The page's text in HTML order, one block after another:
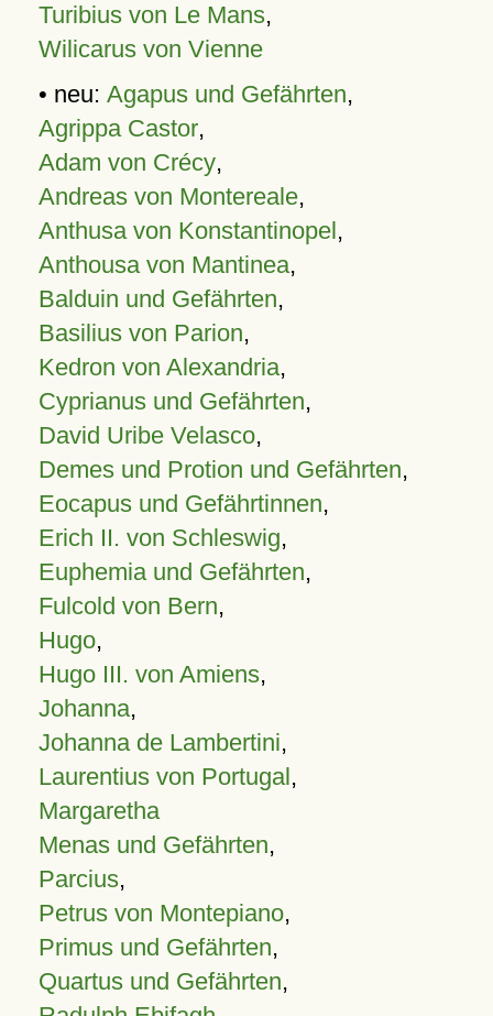
Turibius von Le Mans,
Wilicarus von Vienne
• neu: Agapus und Gefährten,
Agrippa Castor,
Adam von Crécy,
Andreas von Montereale,
Anthusa von Konstantinopel,
Anthousa von Mantinea,
Balduin und Gefährten,
Basilius von Parion,
Kedron von Alexandria,
Cyprianus und Gefährten,
David Uribe Velasco,
Demes und Protion und Gefährten,
Eocapus und Gefährtinnen,
Erich II. von Schleswig,
Euphemia und Gefährten,
Fulcold von Bern,
Hugo,
Hugo III. von Amiens,
Johanna,
Johanna de Lambertini,
Laurentius von Portugal,
Margaretha
Menas und Gefährten,
Parcius,
Petrus von Montepiano,
Primus und Gefährten,
Quartus und Gefährten,